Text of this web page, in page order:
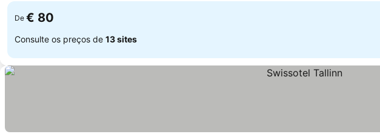
De € 80
Consulte os preços de 13 sites